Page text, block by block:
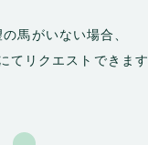
馬がいない場合、
てリクエストできます